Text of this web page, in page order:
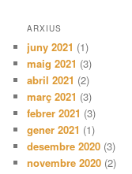
ARXIUS
juny 2021 (1)
maig 2021 (3)
abril 2021 (2)
març 2021 (3)
febrer 2021 (3)
gener 2021 (1)
desembre 2020 (3)
novembre 2020 (2)